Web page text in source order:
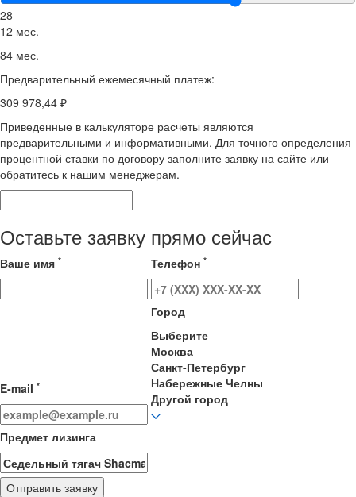
28
12 мес.
84 мес.
Предварительный ежемесячный платеж:
309 978,44 ₽
Приведенные в калькуляторе расчеты являются
предварительными и информативными. Для точного определения
процентной ставки по договору заполните заявку на сайте или
обратитесь к нашим менеджерам.
Оставьте заявку прямо сейчас
Ваше имя * Телефон *
E-mail *
Город
Выберите
Москва
Санкт-Петербург
Набережные Челны
Другой город
Предмет лизинга
Отправить заявку